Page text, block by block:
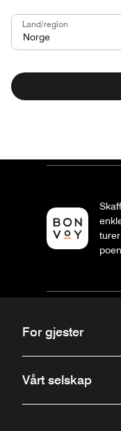
Land/region
Norge
For gjester
Vårt selskap